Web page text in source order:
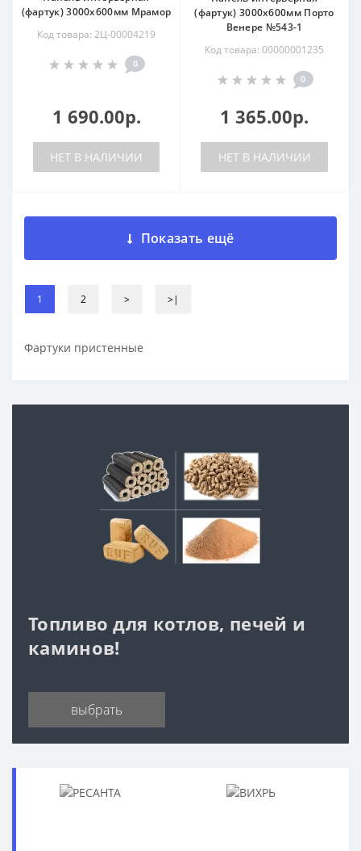
(фартук) 3000х600мм Мрамор
Код товара: 2Ц-00004219
0
1 690.00р.
НЕТ В НАЛИЧИИ
(фартук) 3000х600мм Порто
Венере №543-1
Код товара: 00000001235
0
1 365.00р.
НЕТ В НАЛИЧИИ
Показать ещё
1 2 > >|
Фартуки пристенные
Топливо для котлов, печей и
каминов!
выбрать